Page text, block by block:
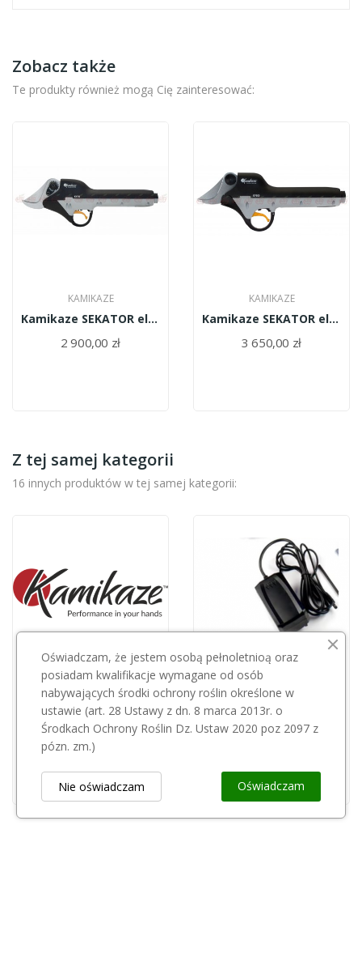
Zobacz także
Te produkty również mogą Cię zainteresować:
KAMIKAZE
Kamikaze SEKATOR elektryczny KV700
2 900,00 zł
KAMIKAZE
Kamikaze SEKATOR elektryczny KV600
3 650,00 zł
Z tej samej kategorii
16 innych produktów w tej samej kategorii:
KAMIKAZE
Kamikaze łańcuch do piły KVS6000R19
115,01 zł
ALTUNA
170,00 zł
Oświadczam, że jestem osobą pełnoletnioą oraz
posiadam kwalifikacje wymagane od osób
nabywających środki ochrony roślin określone w
ustawie (art. 28 Ustawy z dn. 8 marca 2013r. o
Środkach Ochrony Roślin Dz. Ustaw 2020 poz 2097 z
pózn. zm.)
Oświadczam
Nie oświadczam